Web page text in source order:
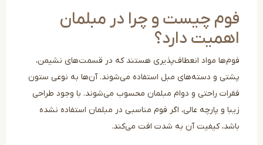
چیست و چرا در مبلمان
دارد؟
مواد انعطاف‌پذیری هستند که در قسمت‌های نشیمن،
و دسته‌های مبل استفاده می‌شوند. آن‌ها به نوعی ستون
راحتی و دوام مبلمان محسوب می‌شوند. با وجود طراحی
و پارچه‌ عالی، اگر فوم مناسبی در مبلمان استفاده نشده
کیفیت آن به شدت افت می‌کند.